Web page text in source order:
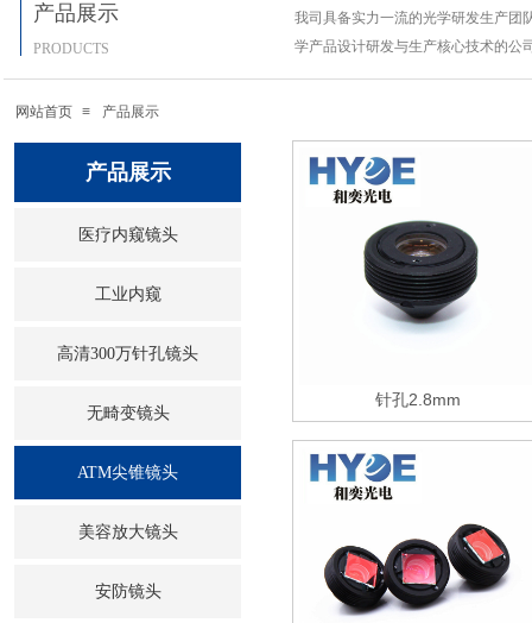
我司具备实力一流的光学研发生产团
学产品设计研发与生产核心技术的公
产品展示
PRODUCTS
网站首页 ≡ 产品展示
产品展示
医疗内窥镜头
工业内窥
高清300万针孔镜头
无畸变镜头
ATM尖锥镜头
美容放大镜头
安防镜头
针孔2.8mm